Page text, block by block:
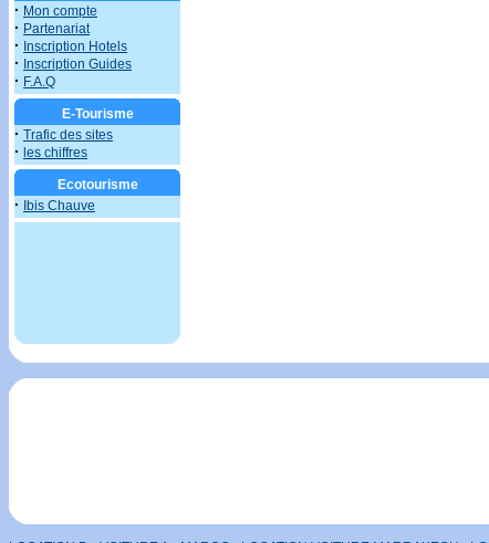
· Mon compte
· Partenariat
· Inscription Hotels
· Inscription Guides
· F.A.Q
E-Tourisme
· Trafic des sites
· les chiffres
Ecotourisme
· Ibis Chauve